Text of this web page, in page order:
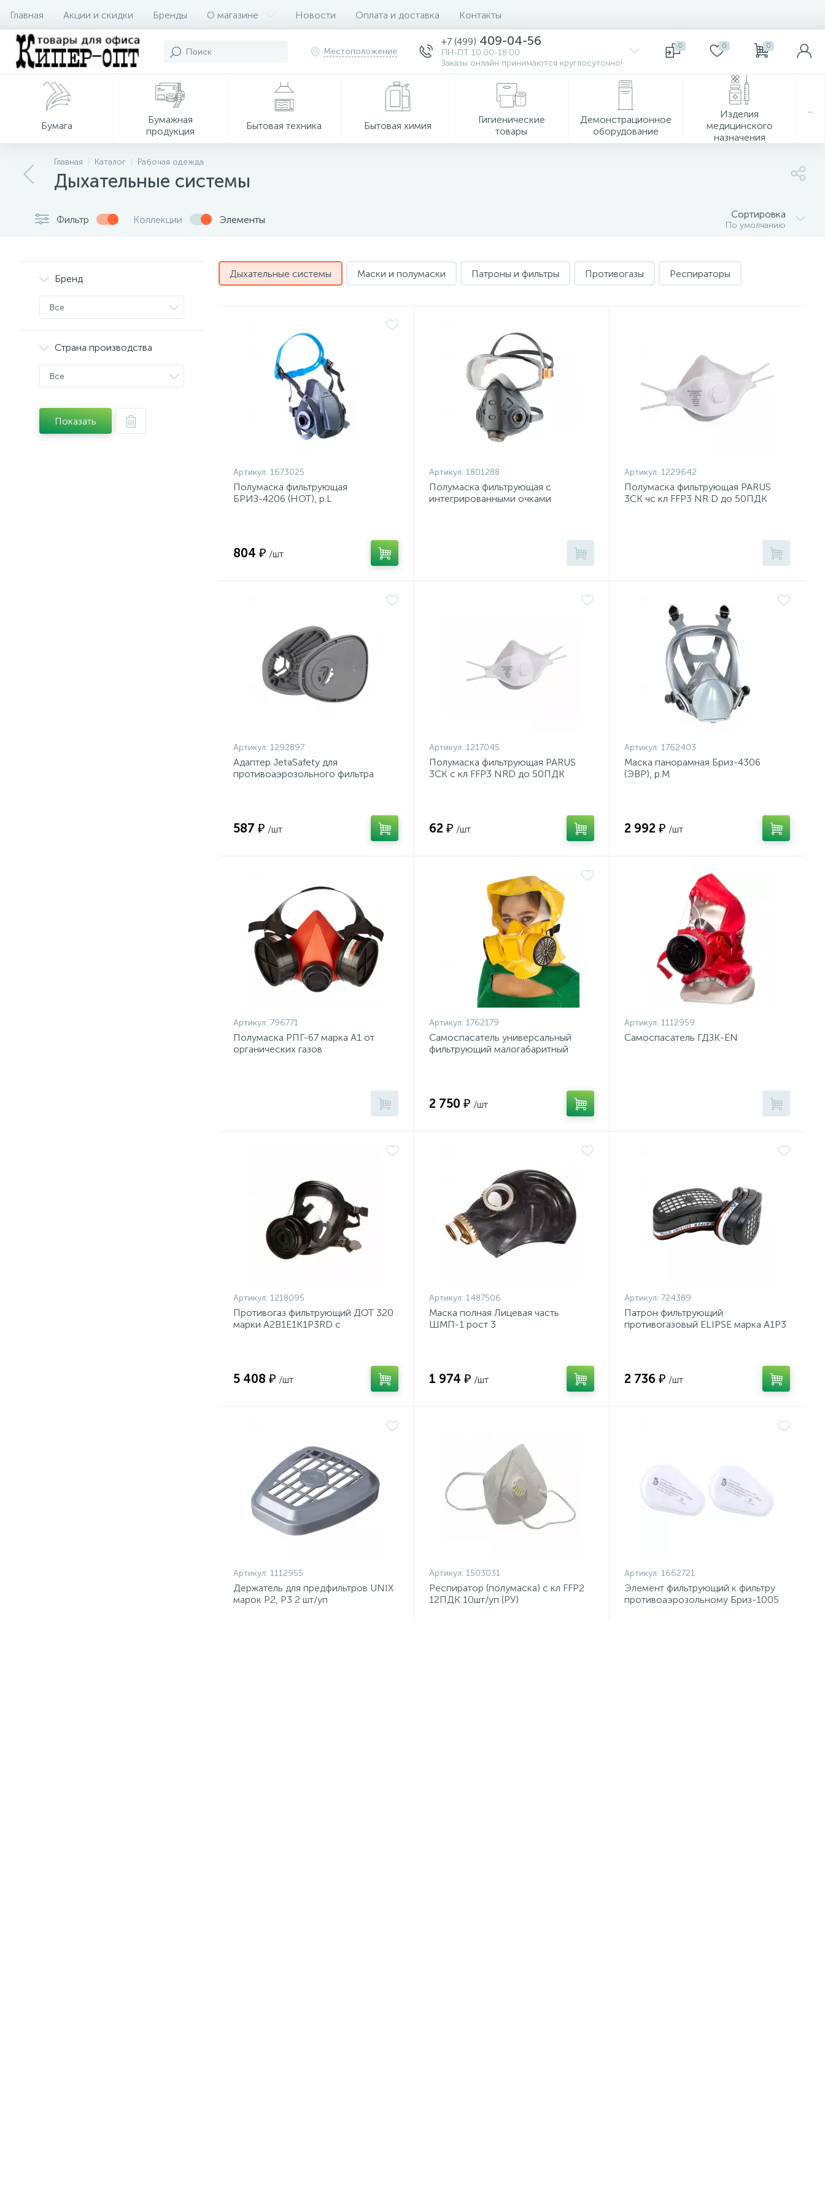
Главная Акции и скидки Бренды О магазине Новости Оплата и доставка Контакты
Местоположение
+7 (499) 409-04-56
ПН-ПТ 10:00-18:00
Заказы онлайн принимаются круглосуточно!
0 0 0
Бумага
Бумажная
продукция
Бытовая техника Бытовая химия
Гигиенические
товары
Демонстрационное
оборудование
Изделия
медицинского
назначения
Главная Каталог Рабочая одежда
Дыхательные системы
Фильтр Коллекции Элементы Сортировка
По умолчанию
Бренд
Все
Страна производства
Все
Показать
Дыхательные системы Маски и полумаски Патроны и фильтры Противогазы Респираторы
Артикул: 1673025
Полумаска фильтрующая
БРИЗ-4206 (НОТ), р.L
804 ₽ /шт
Артикул: 1801288
Полумаска фильтрующая с
интегрированными очками
Артикул: 1229642
Полумаска фильтрующая PARUS
3CK чс кл FFP3 NR D до 50ПДК
Артикул: 1292897
Адаптер JetaSafety для
противоаэрозольного фильтра
587 ₽ /шт
Артикул: 1217045
Полумаска фильтрующая PARUS
3CK с кл FFP3 NRD до 50ПДК
62 ₽ /шт
Артикул: 1762403
Маска панорамная Бриз-4306
(ЭВР), р.М
2 992 ₽ /шт
Артикул: 796771
Полумаска РПГ-67 марка А1 от
органических газов
Артикул: 1762179
Самоспасатель универсальный
фильтрующий малогабаритный
2 750 ₽ /шт
Артикул: 1112959
Самоспасатель ГДЗК-EN
Артикул: 1218095
Противогаз фильтрующий ДОТ 320
марки А2В1Е1К1Р3RD с
5 408 ₽ /шт
Артикул: 1487506
Маска полная Лицевая часть
ШМП-1 рост 3
1 974 ₽ /шт
Артикул:724389
Патрон фильтрующий
противогазовый ELIPSE марка A1P3
2 736 ₽ /шт
Артикул: 1112955
Держатель для предфильтров UNIX
марок Р2, Р3 2 шт/уп
Артикул: 1503031
Респиратор (полумаска) с кл FFP2
12ПДК 10шт/уп (РУ)
Артикул: 1662721
Элемент фильтрующий к фильтру
противоаэрозольному Бриз-1005